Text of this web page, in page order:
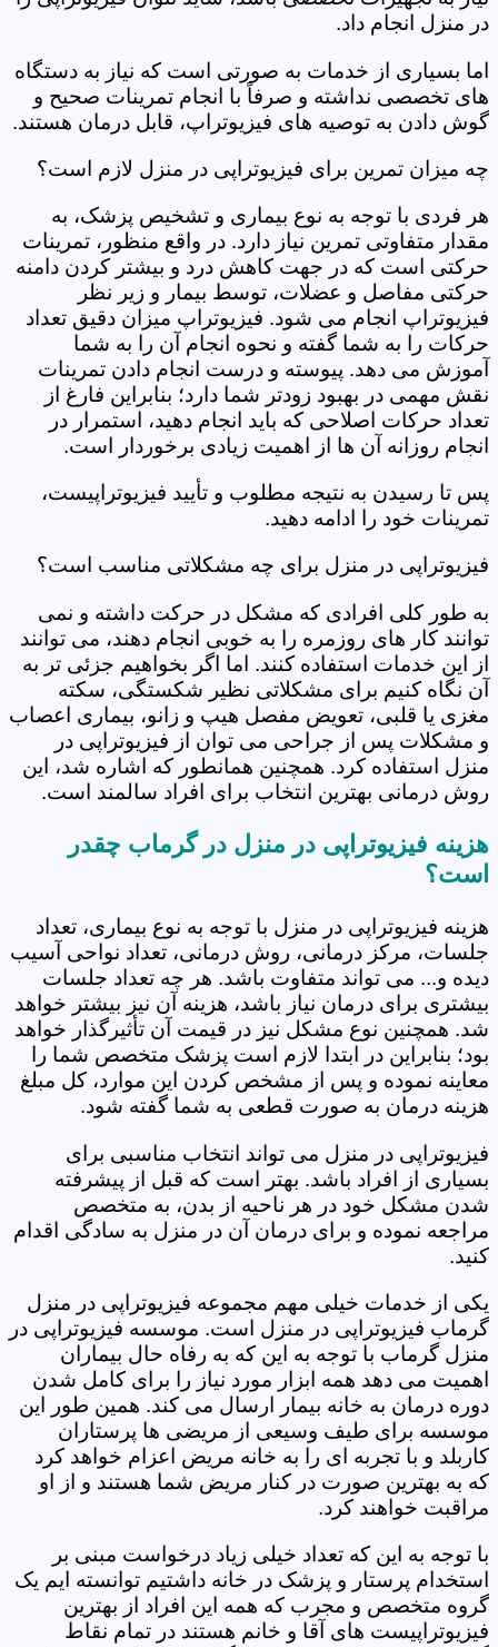
در منزل انجام داد.
اما بسیاری از خدمات به صورتی است که نیاز به دستگاه
های تخصصی نداشته و صرفاً با انجام تمرینات صحیح و
گوش دادن به توصیه های فیزیوتراپ، قابل درمان هستند.
چه میزان تمرین برای فیزیوتراپی در منزل لازم است؟
هر فردی با توجه به نوع بیماری و تشخیص پزشک، به
مقدار متفاوتی تمرین نیاز دارد. در واقع منظور، تمرینات
حرکتی است که در جهت کاهش درد و بیشتر کردن دامنه
حرکتی مفاصل و عضلات، توسط بیمار و زیر نظر
فیزیوتراپ انجام می شود. فیزیوتراپ میزان دقیق تعداد
حرکات را به شما گفته و نحوه انجام آن را به شما
آموزش می دهد. پیوسته و درست انجام دادن تمرینات
نقش مهمی در بهبود زودتر شما دارد؛ بنابراین فارغ از
تعداد حرکات اصلاحی که باید انجام دهید، استمرار در
انجام روزانه آن ها از اهمیت زیادی برخوردار است.
پس تا رسیدن به نتیجه مطلوب و تأیید فیزیوتراپیست،
تمرینات خود را ادامه دهید.
فیزیوتراپی در منزل برای چه مشکلاتی مناسب است؟
به طور کلی افرادی که مشکل در حرکت داشته و نمی
توانند کار های روزمره را به خوبی انجام دهند، می توانند
از این خدمات استفاده کنند. اما اگر بخواهیم جزئی تر به
آن نگاه کنیم برای مشکلاتی نظیر شکستگی، سکته
مغزی یا قلبی، تعویض مفصل هیپ و زانو، بیماری اعصاب
و مشکلات پس از جراحی می توان از فیزیوتراپی در
منزل استفاده کرد. همچنین همانطور که اشاره شد، این
روش درمانی بهترین انتخاب برای افراد سالمند است.
هزینه فیزیوتراپی در منزل در گرماب چقدر
است؟
هزینه فیزیوتراپی در منزل با توجه به نوع بیماری، تعداد
جلسات، مرکز درمانی، روش درمانی، تعداد نواحی آسیب
دیده و... می تواند متفاوت باشد. هر چه تعداد جلسات
بیشتری برای درمان نیاز باشد، هزینه آن نیز بیشتر خواهد
شد. همچنین نوع مشکل نیز در قیمت آن تأثیرگذار خواهد
بود؛ بنابراین در ابتدا لازم است پزشک متخصص شما را
معاینه نموده و پس از مشخص کردن این موارد، کل مبلغ
هزینه درمان به صورت قطعی به شما گفته شود.
فیزیوتراپی در منزل می تواند انتخاب مناسبی برای
بسیاری از افراد باشد. بهتر است که قبل از پیشرفته
شدن مشکل خود در هر ناحیه از بدن، به متخصص
مراجعه نموده و برای درمان آن در منزل به سادگی اقدام
کنید.
یکی از خدمات خیلی مهم مجموعه فیزیوتراپی در منزل
گرماب فیزیوتراپی در منزل است. موسسه فیزیوتراپی در
منزل گرماب با توجه به این که به رفاه حال بیماران
اهمیت می دهد همه ابزار مورد نیاز را برای کامل شدن
دوره درمان به خانه بیمار ارسال می کند. همین طور این
موسسه برای طیف وسیعی از مریضی ها پرستاران
کاربلد و با تجربه ای را به خانه مریض اعزام خواهد کرد
که به بهترین صورت در کنار مریض شما هستند و از او
مراقبت خواهند کرد.
با توجه به این که تعداد خیلی زیاد درخواست مبنی بر
استخدام پرستار و پزشک در خانه داشتیم توانسته ایم یک
گروه متخصص و مجرب که همه این افراد از بهترین
فیزیوتراپیست های آقا و خانم هستند در تمام نقاط